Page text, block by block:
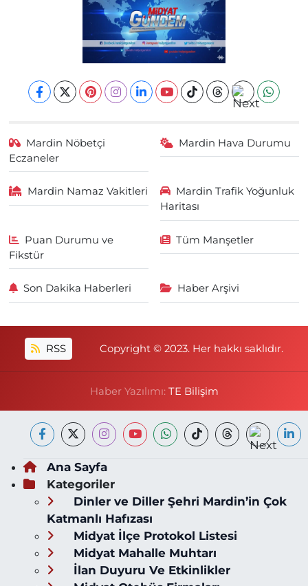
Mardin Nöbetçi
Eczaneler
Mardin Hava Durumu
Mardin Namaz Vakitleri
Mardin Trafik Yoğunluk
Haritası
Puan Durumu ve
Fikstür
Tüm Manşetler
Son Dakika Haberleri Haber Arşivi
RSS Copyright © 2023. Her hakkı saklıdır.
Haber Yazılımı: TE Bilişim
Ana Sayfa
Kategoriler
Dinler ve Diller Şehri Mardin’in Çok
Katmanlı Hafızası
Midyat İlçe Protokol Listesi
Midyat Mahalle Muhtarı
İlan Duyuru Ve Etkinlikler